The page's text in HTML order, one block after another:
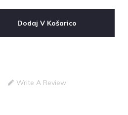
Dodaj V Košarico
Write A Review